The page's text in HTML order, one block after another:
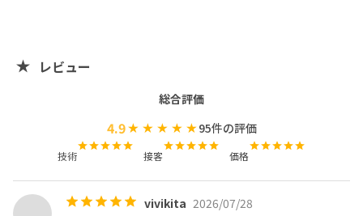
レビュー
総合評価
4.9 95件の評価
技術 接客 価格
vivikita 2026/07/28